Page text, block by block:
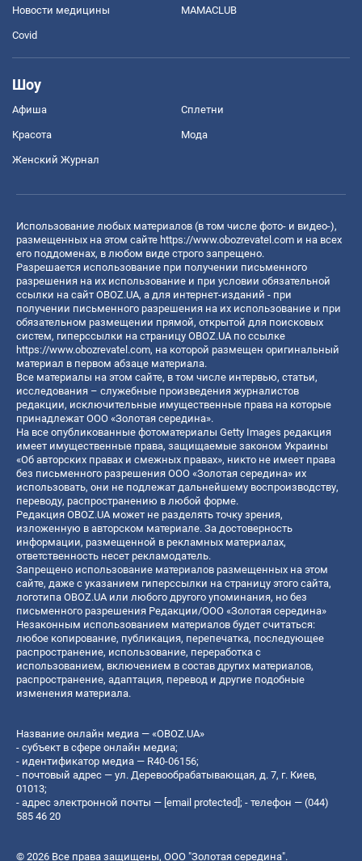
Новости медицины MAMACLUB
Covid
Шоу
Афиша Сплетни
Красота Мода
Женский Журнал
Использование любых материалов (в том числе фото- и видео-),
размещенных на этом сайте https://www.obozrevatel.com и на всех
его поддоменах, в любом виде строго запрещено.
Разрешается использование при получении письменного
разрешения на их использование и при условии обязательной
ссылки на сайт OBOZ.UA, а для интернет-изданий - при
получении письменного разрешения на их использование и при
обязательном размещении прямой, открытой для поисковых
систем, гиперссылки на страницу OBOZ.UA по ссылке
https://www.obozrevatel.com, на которой размещен оригинальный
материал в первом абзаце материала.
Все материалы на этом сайте, в том числе интервью, статьи,
исследования – служебные произведения журналистов
редакции, исключительные имущественные права на которые
принадлежат ООО «Золотая середина».
На все опубликованные фотоматериалы Getty Images редакция
имеет имущественные права, защищаемые законом Украины
«Об авторских правах и смежных правах», никто не имеет права
без письменного разрешения ООО «Золотая середина» их
использовать, они не подлежат дальнейшему воспроизводству,
переводу, распространению в любой форме.
Редакция OBOZ.UA может не разделять точку зрения,
изложенную в авторском материале. За достоверность
информации, размещенной в рекламных материалах,
ответственность несет рекламодатель.
Запрещено использование материалов размещенных на этом
сайте, даже с указанием гиперссылки на страницу этого сайта,
логотипа OBOZ.UA или любого другого упоминания, но без
письменного разрешения Редакции/ООО «Золотая середина»
Незаконным использованием материалов будет считаться:
любое копирование, публикация, перепечатка, последующее
распространение, использование, переработка с
использованием, включением в состав других материалов,
распространение, адаптация, перевод и другие подобные
изменения материала.
Название онлайн медиа — «OBOZ.UA»
- субъект в сфере онлайн медиа;
- идентификатор медиа — R40-06156;
- почтовый адрес — ул. Деревообрабатывающая, д. 7, г. Киев,
01013;
- адрес электронной почты — [email protected] ; - телефон — (044)
585 46 20
© 2026 Все права защищены, ООО "Золотая середина".